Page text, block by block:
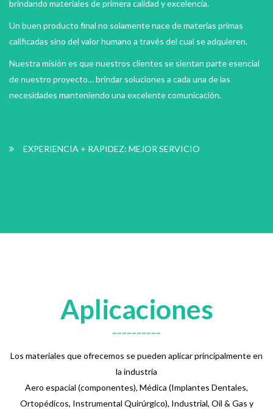
brindando materiales de primera calidad y excelencia.
Un buen producto final no solamente nace de materias primas
calificadas sino del valor humano a través del cual se adquieren.
Nuestra misión es que nuestros clientes se sientan parte esencial
de nuestro proyecto… brindar soluciones a cada una de las
necesidades manteniendo una excelente comunicación.
EXPERIENCIA + RAPIDEZ: MEJOR SERVICIO
Aplicaciones
Los materiales que ofrecemos se pueden aplicar principalmente en
la industria
Aero espacial (componentes), Médica (Implantes Dentales,
Ortopédicos, Instrumental Quirúrgico), Industrial, Oil & Gas y